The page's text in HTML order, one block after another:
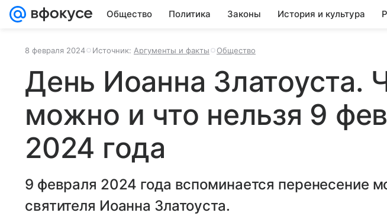
Общество Политика Законы История и культура
8 февраля 2024 Источник: Аргументы и факты Общество
День Иоанна Златоуста.
можно и что нельзя 9
2024 года
9 февраля 2024 года вспоминается перенесение
святителя Иоанна Златоуста.